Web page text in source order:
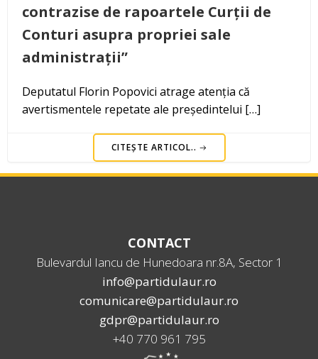
contrazise de rapoartele Curții de
Conturi asupra propriei sale
administrații”
Deputatul Florin Popovici atrage atenția că
avertismentele repetate ale președintelui […]
CITEȘTE ARTICOL..
CONTACT
Bulevardul Iancu de Hunedoara nr.8A, Sector 1
info@partidulaur.ro
comunicare@partidulaur.ro
gdpr@partidulaur.ro
+40 770 961 795